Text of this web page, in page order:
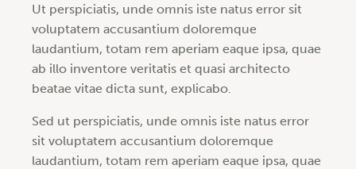
Ut perspiciatis, unde omnis iste natus error sit
voluptatem accusantium doloremque
laudantium, totam rem aperiam eaque ipsa, quae
ab illo inventore veritatis et quasi architecto
beatae vitae dicta sunt, explicabo.
Sed ut perspiciatis, unde omnis iste natus error
sit voluptatem accusantium doloremque
laudantium, totam rem aperiam eaque ipsa, quae